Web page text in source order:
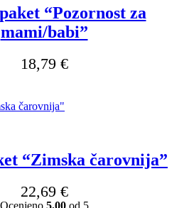
različic.
izberete
“Pozornost za
mami/babi”
18,79 €
Možnosti
lahko
“Zimska čarovnija”
22,69 €
Ocenjeno 5.00od 5